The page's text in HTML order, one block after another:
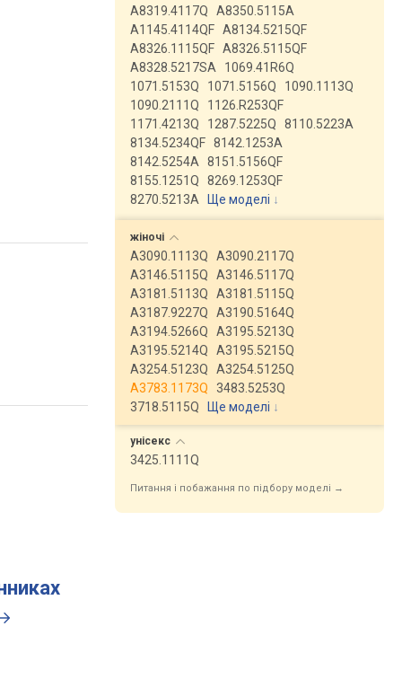
A8319.4117Q
A8350.5115A
A1145.4114QF A8134.5215QF
A8326.1115QF A8326.5115QF
A8328.5217SA
1069.41R6Q
1071.5153Q
1071.5156Q
1090.1113Q
1090.2111Q
1126.R253QF
1171.4213Q
1287.5225Q
8110.5223A
8134.5234QF 8142.1253A
8142.5254A
8151.5156QF
8155.1251Q
8269.1253QF
8270.5213A
Ще моделі ↓
жіночі
A3090.1113Q
A3090.2117Q
A3146.5115Q
A3146.5117Q
A3181.5113Q
A3181.5115Q
A3187.9227Q
A3190.5164Q
A3194.5266Q
A3195.5213Q
A3195.5214Q
A3195.5215Q
A3254.5123Q
A3254.5125Q
A3783.1173Q
3483.5253Q
3718.5115Q
Ще моделі ↓
унісекс
3425.1111Q
Питання і побажання по підбору моделі →